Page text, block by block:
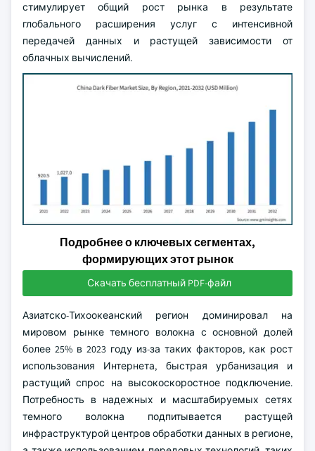
стимулирует общий рост рынка в результате
глобального расширения услуг с интенсивной
передачей данных и растущей зависимости от
облачных вычислений.
Подробнее о ключевых сегментах,
формирующих этот рынок
Скачать бесплатный PDF-файл
Азиатско-Тихоокеанский регион доминировал на
мировом рынке темного волокна с основной долей
более 25% в 2023 году из-за таких факторов, как рост
использования Интернета, быстрая урбанизация и
растущий спрос на высокоскоростное подключение.
Потребность в надежных и масштабируемых сетях
темного волокна подпитывается растущей
инфраструктурой центров обработки данных в регионе,